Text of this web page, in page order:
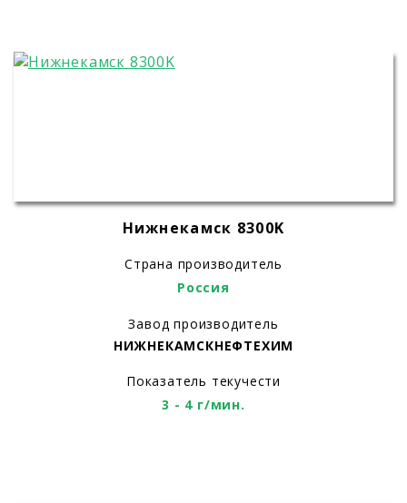
Нижнекамск 8300K
Страна производитель
Россия
Завод производитель
НИЖНЕКАМСКНЕФТЕХИМ
Показатель текучести
3 - 4 г/мин.